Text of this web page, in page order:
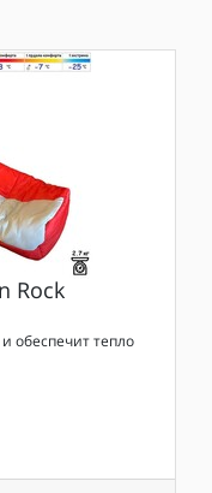
Rock
обеспечит тепло